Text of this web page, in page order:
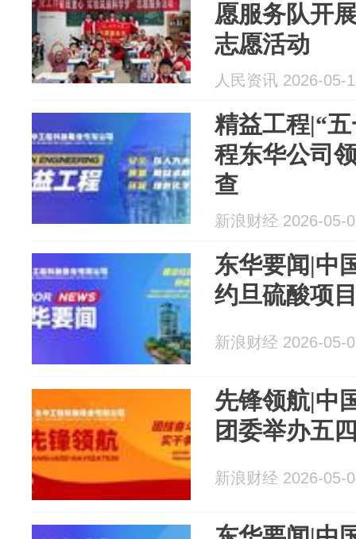
愿服务队开
志愿活动
人民资讯 2026-05-
精益工程|“
程东华公司
查
新浪财经 2026-05-
东华要闻|中
约旦硫酸项
新浪财经 2026-05-
先锋领航|中
团委举办五
新浪财经 2026-05-